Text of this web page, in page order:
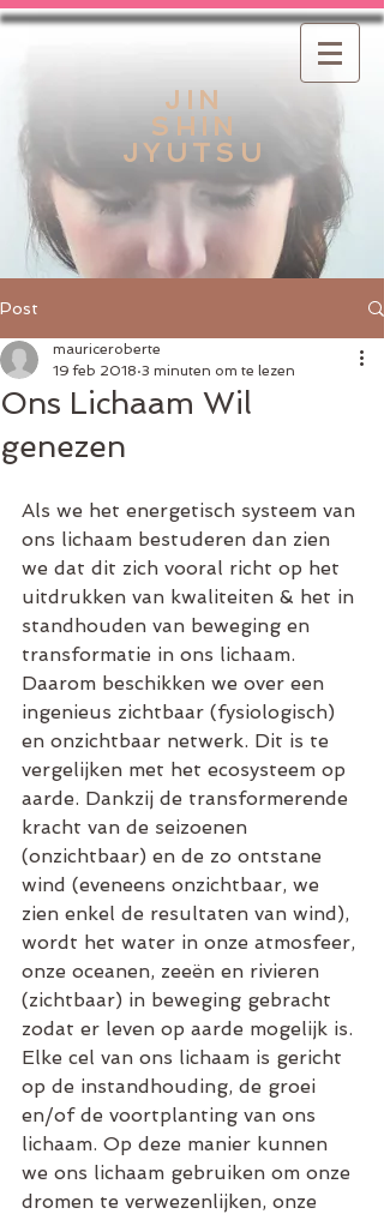
JIN
SHIN
JYUTSU
Post
Ons Lichaam Wil
genezen
mauriceroberte
19 feb 2018 3 minuten om te lezen
Als we het energetisch systeem van
ons lichaam bestuderen dan zien
we dat dit zich vooral richt op het
uitdrukken van kwaliteiten & het in
standhouden van beweging en
transformatie in ons lichaam.
Daarom beschikken we over een
ingenieus zichtbaar (fysiologisch)
en onzichtbaar netwerk. Dit is te
vergelijken met het ecosysteem op
aarde. Dankzij de transformerende
kracht van de seizoenen
(onzichtbaar) en de zo ontstane
wind (eveneens onzichtbaar, we
zien enkel de resultaten van wind),
wordt het water in onze atmosfeer,
onze oceanen, zeeën en rivieren
(zichtbaar) in beweging gebracht
zodat er leven op aarde mogelijk is.
Elke cel van ons lichaam is gericht
op de instandhouding, de groei
en/of de voortplanting van ons
lichaam. Op deze manier kunnen
we ons lichaam gebruiken om onze
dromen te verwezenlijken, onze